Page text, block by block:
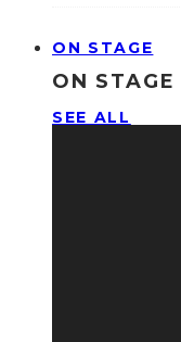
ON STAGE
ON STAGE
SEE ALL